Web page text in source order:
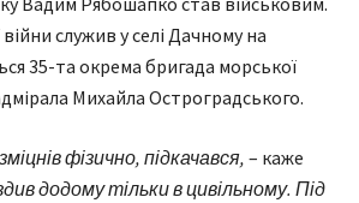
служив у селі Дачному на
35-та окрема бригада морської
Михайла Остроградського.
фізично, підкачався, – каже
додому тільки в цивільному. Під